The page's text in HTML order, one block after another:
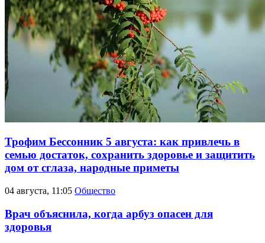
Трофим Бессонник 5 августа: как привлечь в
семью достаток, сохранить здоровье и защитить
дом от сглаза, народные приметы
04 августа, 11:05 Общество
Врач объяснила, когда арбуз опасен для
здоровья